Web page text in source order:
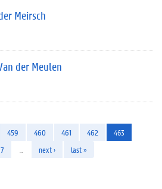
Meirsch
der Meulen
459 460 461 462
463
next › last »